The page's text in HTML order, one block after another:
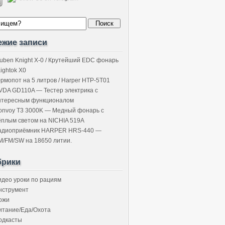
записи
Knight X-0 / Крутейший EDC фонарь
X0
на 5 литров / Harper HTP-5T01
GD110A — Тестер электрика с
функционалом
T3 3000K — Медный фонарь с
светом на NICHIA 519A
HARPER HRS-440 —
FM/SW на 18650 литии.
уроки по рациям
Еда/Охота